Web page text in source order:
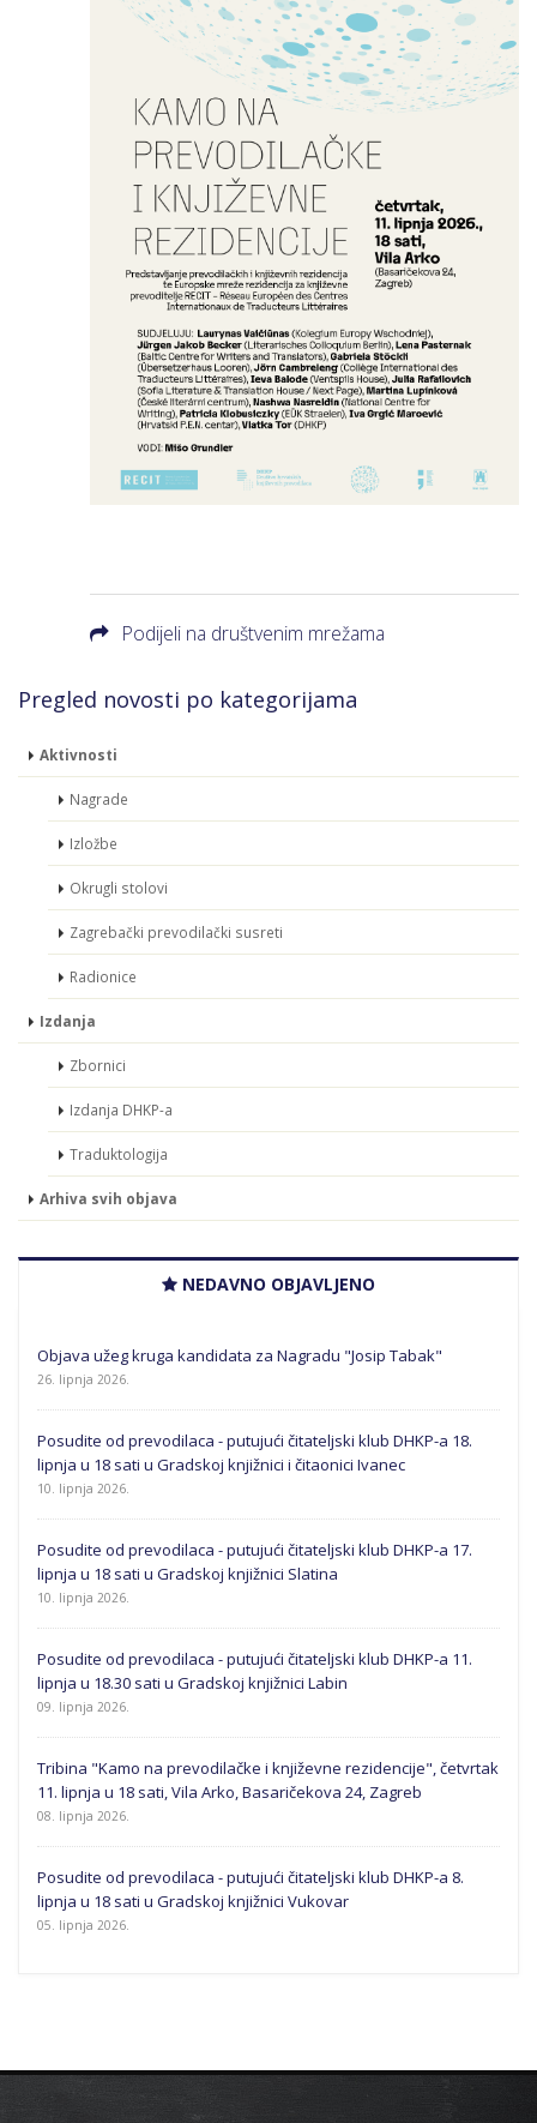
Podijeli na društvenim mrežama
Pregled novosti po kategorijama
Aktivnosti
Nagrade
Izložbe
Okrugli stolovi
Zagrebački prevodilački susreti
Radionice
Izdanja
Zbornici
Izdanja DHKP-a
Traduktologija
Arhiva svih objava
NEDAVNO OBJAVLJENO
Objava užeg kruga kandidata za Nagradu "Josip Tabak"
26. lipnja 2026.
Posudite od prevodilaca - putujući čitateljski klub DHKP-a 18.
lipnja u 18 sati u Gradskoj knjižnici i čitaonici Ivanec
10. lipnja 2026.
Posudite od prevodilaca - putujući čitateljski klub DHKP-a 17.
lipnja u 18 sati u Gradskoj knjižnici Slatina
10. lipnja 2026.
Posudite od prevodilaca - putujući čitateljski klub DHKP-a 11.
lipnja u 18.30 sati u Gradskoj knjižnici Labin
09. lipnja 2026.
Tribina "Kamo na prevodilačke i književne rezidencije", četvrtak
11. lipnja u 18 sati, Vila Arko, Basaričekova 24, Zagreb
08. lipnja 2026.
Posudite od prevodilaca - putujući čitateljski klub DHKP-a 8.
lipnja u 18 sati u Gradskoj knjižnici Vukovar
05. lipnja 2026.